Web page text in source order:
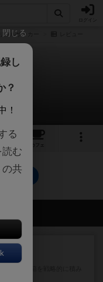
ブルサッカー
ー
カフェ
に戻る
稿
シュ
、競合...
閉じる
し
？
！
る
む
共